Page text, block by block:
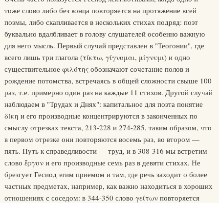
тоже слово либо без конца повторяется на протяжение всей
поэмы, либо скапливается в нескольких стихах подряд: поэт
буквально вдалбливает в голову слушателей особенно важную
для него мысль. Первый случай представлен в "Теогонии", где
всего лишь три глагола (τίκτω, γίγνομαι, μίγνυμι) и одно
существительное φιλότης обозначают сочетание полов и
рождение потомства, встречаясь в общей сложности свыше 100
раз, т.е. примерно один раз на каждые 11 стихов. Другой случай
наблюдаем в "Трудах и Днях": капитальное для поэта понятие
δίκη и его производные концентрируются в законченных по
смыслу отрезках текста, 213-228 и 274-285, таким образом, что
в первом отрезке они повторяются восемь раз, во втором —
пять. Путь к справедливости — труд, и в 308-316 мы встретим
слово ἔργον и его производные семь раз в девяти стихах. Не
брезгует Гесиод этим приемом и там, где речь заходит о более
частных предметах, например, как важно находиться в хороших
отношениях с соседом: в 344-350 слово γείτων повторяется